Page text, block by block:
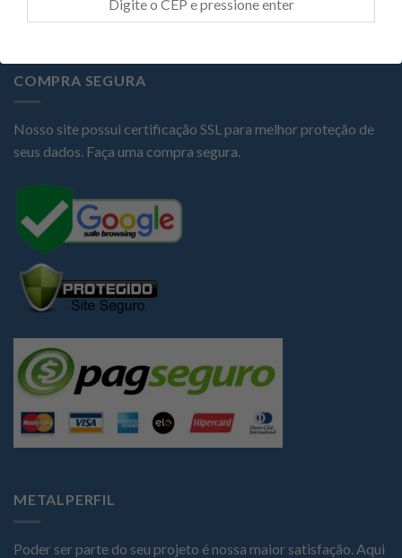
COMPRA SEGURA
Nosso site possui certificação SSL para melhor proteção de
seus dados. Faça uma compra segura.
METALPERFIL
Poder ser parte do seu projeto é nossa maior satisfação. Aqui